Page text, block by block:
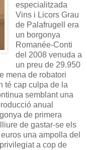
especialitzada
Vins i Licors Grau
de Palafrugell era
un borgonya
Romanée-Conti
del 2008 venuda a
un preu de 29.950
mena de robatori
té cap culpa de la
semblant una
anual
de primera
de gastar-se els
una ampolla del
a cop de